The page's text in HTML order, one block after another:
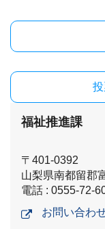
福祉推進課
〒401-0392
山梨県南都留郡
電話 : 0555-72-
お問い合わ